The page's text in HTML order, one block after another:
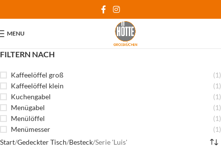
MENU
FILTERN NACH
Kaffeelöffel groß
(1)
Kaffeelöffel klein
(1)
Kuchengabel
(1)
Menügabel
(1)
Menülöffel
(1)
Menümesser
(1)
Start Gedeckter Tisch Besteck Serie 'Luis'